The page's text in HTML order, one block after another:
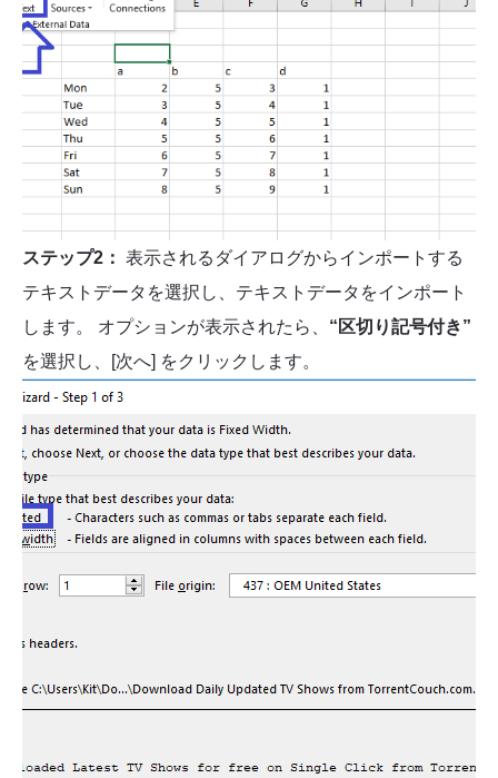
ステップ2： 表示されるダイアログからインポートする
テキストデータを選択し、テキストデータをインポート
します。 オプションが表示されたら、 “区切り記号付き”
を選択し、[次へ] をクリックします。